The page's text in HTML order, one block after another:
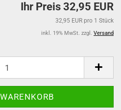
Ihr Preis 32,95 EUR
32,95 EUR pro 1 Stück
inkl. 19% MwSt. zzgl. Versand